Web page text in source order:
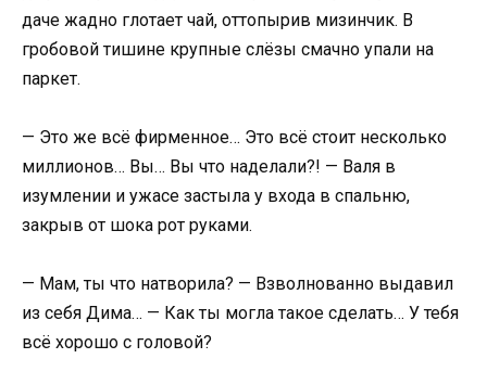
даче жадно глотает чай, оттопырив мизинчик. В
гробовой тишине крупные слёзы смачно упали на
паркет.
— Это же всё фирменное… Это всё стоит несколько
миллионов… Вы… Вы что наделали?! — Валя в
изумлении и ужасе застыла у входа в спальню,
закрыв от шока рот руками.
— Мам, ты что натворила? — Взволнованно выдавил
из себя Дима… — Как ты могла такое сделать… У тебя
всё хорошо с головой?